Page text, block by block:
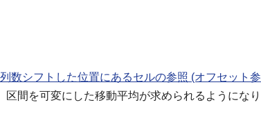
数シフトした位置にあるセルの参照 (オフセット参
区間を可変にした移動平均が求められるようになり